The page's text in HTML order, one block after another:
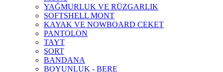
YAĞMURLUK VE RÜZGARLIK
SOFTSHELL MONT
KAYAK VE NOWBOARD CEKET
PANTOLON
TAYT
ŞORT
BANDANA
BOYUNLUK - BERE